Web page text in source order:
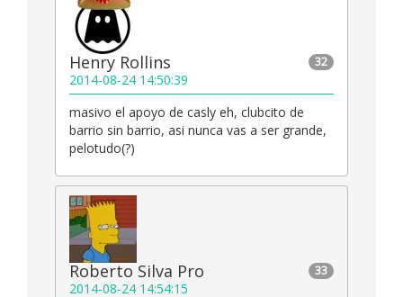
32
Henry Rollins
2014-08-24 14:50:39
masivo el apoyo de casly eh, clubcito de
barrio sin barrio, asi nunca vas a ser grande,
pelotudo(?)
33
Roberto Silva Pro
2014-08-24 14:54:15